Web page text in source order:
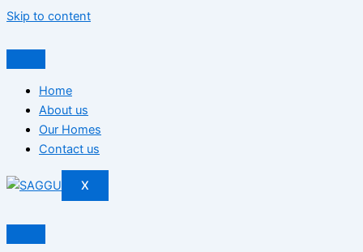
Skip to content
Home
About us
Our Homes
Contact us
X